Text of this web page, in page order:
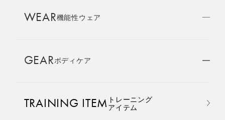
SIXPAD APP
COLUMN
LARGE ORDER⼤⼝注⽂窓⼝
WEAR機能性ウェア
GEARボディケア
TRAINING ITEM トレーニング
アイテム
おすすめ おすすめ